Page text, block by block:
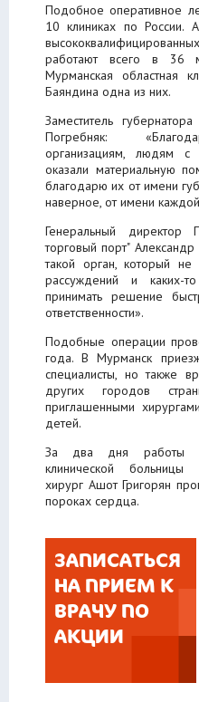
Подобное оперативное
10 клиниках по России.
работают всего в 36
Мурманская областная
Баяндина одна из них.
Заместитель
Погребняк:
организациям, людям с
оказали материальную
благодарю их от имени
наверное, от имени
Генеральный директор
торговый порт"
такой орган, который не
рассуждений и каких-
принимать решение
ответственности».
Подобные операции
года. В Мурманск
специалисты, но также
других городов
приглашенными
детей.
За два дня работы в
клинической больницы
хирург Ашот Григорян
пороках сердца.
ЗАПИСАТЬСЯ
НА ПРИЕМ К
ВРАЧУ ПО
АКЦИИ